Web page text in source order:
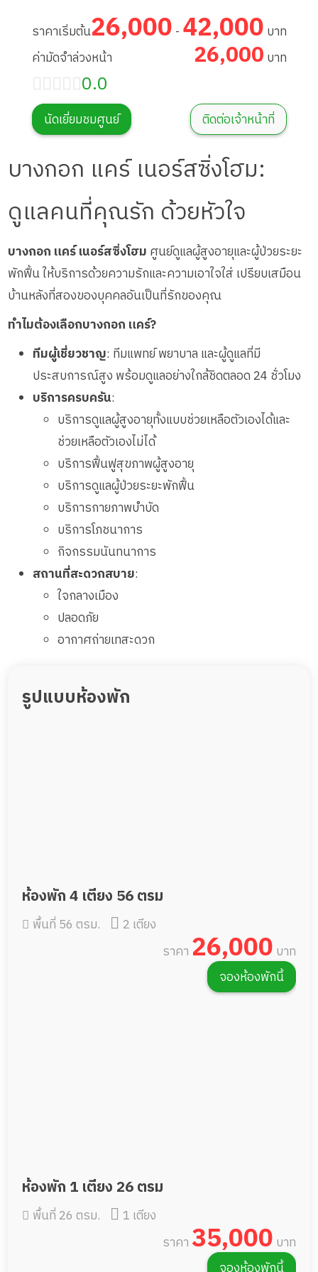
ราคาเริ่มต้น26,000 - 42,000 บาท
ค่ามัดจำล่วงหน้า
26,000 บาท
0.0
นัดเยี่ยมชมศูนย์ ติดต่อเจ้าหน้าที่
บางกอก แคร์ เนอร์สซิ่งโฮม:
ดูแลคนที่คุณรัก ด้วยหัวใจ
บางกอก แคร์ เนอร์สซิ่งโฮม ศูนย์ดูแลผู้สูงอายุและผู้ป่วยระยะ
พักฟื้น ให้บริการด้วยความรักและความเอาใจใส่ เปรียบเสมือน
บ้านหลังที่สองของบุคคลอันเป็นที่รักของคุณ
ทำไมต้องเลือกบางกอก แคร์?
ทีมผู้เชี่ยวชาญ: ทีมแพทย์ พยาบาล และผู้ดูแลที่มี
ประสบการณ์สูง พร้อมดูแลอย่างใกล้ชิดตลอด 24 ชั่วโมง
บริการครบครัน:
บริการดูแลผู้สูงอายุทั้งแบบช่วยเหลือตัวเองได้และ
ช่วยเหลือตัวเองไม่ได้
บริการฟื้นฟูสุขภาพผู้สูงอายุ
บริการดูแลผู้ป่วยระยะพักฟื้น
บริการกายภาพบำบัด
บริการโภชนาการ
กิจกรรมนันทนาการ
สถานที่สะดวกสบาย:
ใจกลางเมือง
ปลอดภัย
อากาศถ่ายเทสะดวก
รูปแบบห้องพัก
ห้องพัก 4 เตียง 56 ตรม
พื้นที่ 56 ตรม.
2 เตียง
ราคา 26,000 บาท
จองห้องพักนี้
ห้องพัก 1 เตียง 26 ตรม
พื้นที่ 26 ตรม.
1 เตียง
ราคา 35,000 บาท